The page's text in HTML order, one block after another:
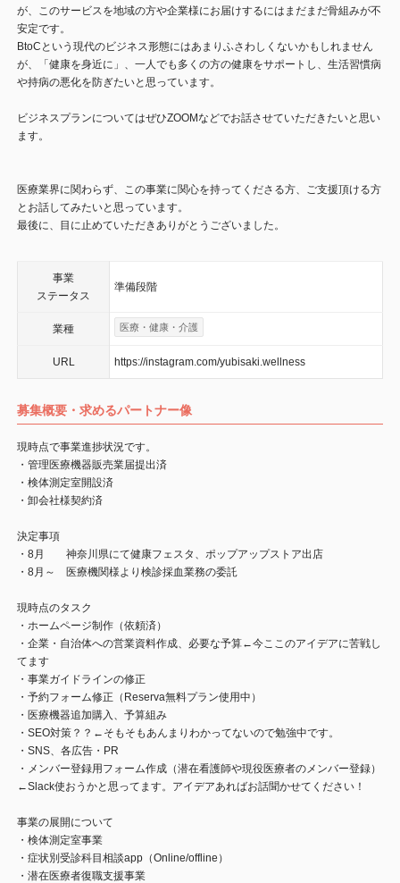
が、このサービスを地域の方や企業様にお届けするにはまだまだ骨組みが不
安定です。
BtoCという現代のビジネス形態にはあまりふさわしくないかもしれません
が、「健康を身近に」、一人でも多くの方の健康をサポートし、生活習慣病
や持病の悪化を防ぎたいと思っています。
ビジネスプランについてはぜひZOOMなどでお話させていただきたいと思い
ます。
医療業界に関わらず、この事業に関心を持ってくださる方、ご支援頂ける方
とお話してみたいと思っています。
最後に、目に止めていただきありがとうございました。
事業
ステータス
準備段階
業種 医療・健康・介護
URL https://instagram.com/yubisaki.wellness
募集概要・求めるパートナー像
現時点で事業進捗状況です。
・管理医療機器販売業届提出済
・検体測定室開設済
・卸会社様契約済
決定事項
・8月 神奈川県にて健康フェスタ、ポップアップストア出店
・8月～ 医療機関様より検診採血業務の委託
現時点のタスク
・ホームページ制作（依頼済）
・企業・自治体への営業資料作成、必要な予算←今ここのアイデアに苦戦し
てます
・事業ガイドラインの修正
・予約フォーム修正（Reserva無料プラン使用中）
・医療機器追加購入、予算組み
・SEO対策？？←そもそもあんまりわかってないので勉強中です。
・SNS、各広告・PR
・メンバー登録用フォーム作成（潜在看護師や現役医療者のメンバー登録）
←Slack使おうかと思ってます。アイデアあればお話聞かせてください！
事業の展開について
・検体測定室事業
・症状別受診科目相談app（Online/offline）
・潜在医療者復職支援事業